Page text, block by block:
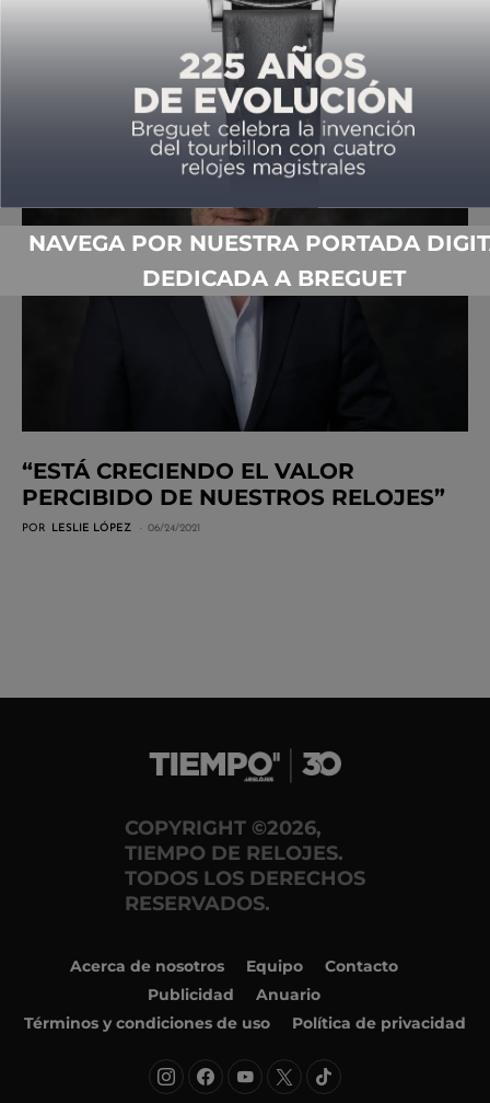
PARA LUNÁTICOS
10/18/2021
“ESTÁ CRECIENDO EL VALOR
PERCIBIDO DE NUESTROS RELOJES”
POR LESLIE LÓPEZ 06/24/2021
COPYRIGHT ©2026,
TIEMPO DE RELOJES.
TODOS LOS DERECHOS
RESERVADOS.
Acerca de nosotros Equipo
Contacto
Publicidad
Anuario
Términos y condiciones de uso
Política de privacidad
NAVEGA POR NUESTRA PORTADA
DEDICADA A BREGUET